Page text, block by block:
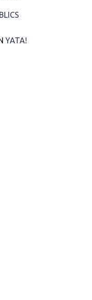
YATA!